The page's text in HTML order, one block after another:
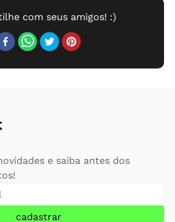
e saiba antes dos
cadastrar